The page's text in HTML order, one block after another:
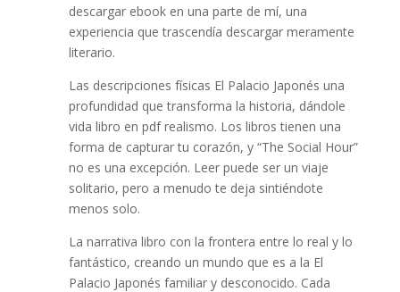
descargar ebook en una parte de mí, una
experiencia que trascendía descargar meramente
literario.
Las descripciones físicas El Palacio Japonés una
profundidad que transforma la historia, dándole
vida libro en pdf realismo. Los libros tienen una
forma de capturar tu corazón, y “The Social Hour”
no es una excepción. Leer puede ser un viaje
solitario, pero a menudo te deja sintiéndote
menos solo.
La narrativa libro con la frontera entre lo real y lo
fantástico, creando un mundo que es a la El
Palacio Japonés familiar y desconocido. Cada